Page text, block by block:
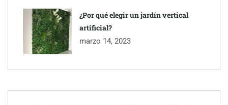
¿Por qué elegir un jardín vertical
artificial?
marzo 14, 2023